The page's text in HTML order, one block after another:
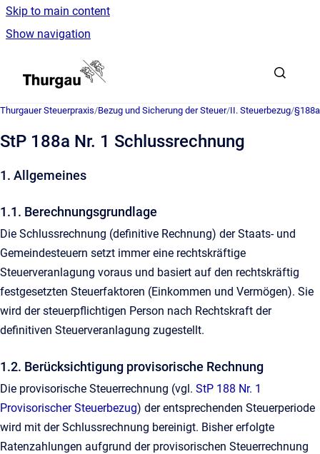
Skip to main content
Show navigation
Thurgauer Steuerpraxis/Bezug und Sicherung der Steuer/II. Steuerbezug/
StP 188a Nr. 1 Schlussrechnung
1. Allgemeines
1.1. Berechnungsgrundlage
Die Schlussrechnung (definitive Rechnung) der Staats- und
Gemeindesteuern setzt immer eine rechtskräftige
Steuerveranlagung voraus und basiert auf den rechtskräftig
festgesetzten Steuerfaktoren (Einkommen und Vermögen). Sie
wird der steuerpflichtigen Person nach Rechtskraft der
definitiven Steuerveranlagung zugestellt.
1.2. Berücksichtigung provisorische Rechnung
Die provisorische Steuerrechnung (vgl. StP 188 Nr. 1
Provisorischer Steuerbezug) der entsprechenden Steuerperiode
wird mit der Schlussrechnung bereinigt. Bisher erfolgte
Ratenzahlungen aufgrund der provisorischen Steuerrechnung